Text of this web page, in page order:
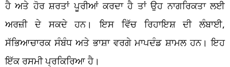
ਹੈ ਅਤੇ ਹੋਰ ਸ਼ਰਤਾਂ ਪੂਰੀਆਂ ਕਰਦਾ ਹੈ ਤਾਂ ਉਹ ਨਾਗਰਿਕਤਾ ਲਈ
ਅਰਜ਼ੀ ਦੇ ਸਕਦੇ ਹਨ। ਇਸ ਵਿੱਚ ਰਿਹਾਇਸ਼ ਦੀ ਲੰਬਾਈ,
ਸੱਭਿਆਚਾਰਕ ਸੰਬੰਧ ਅਤੇ ਭਾਸ਼ਾ ਵਰਗੇ ਮਾਪਦੰਡ ਸ਼ਾਮਲ ਹਨ। ਇਹ
ਇੱਕ ਰਸਮੀ ਪ੍ਰਕਿਰਿਆ ਹੈ।